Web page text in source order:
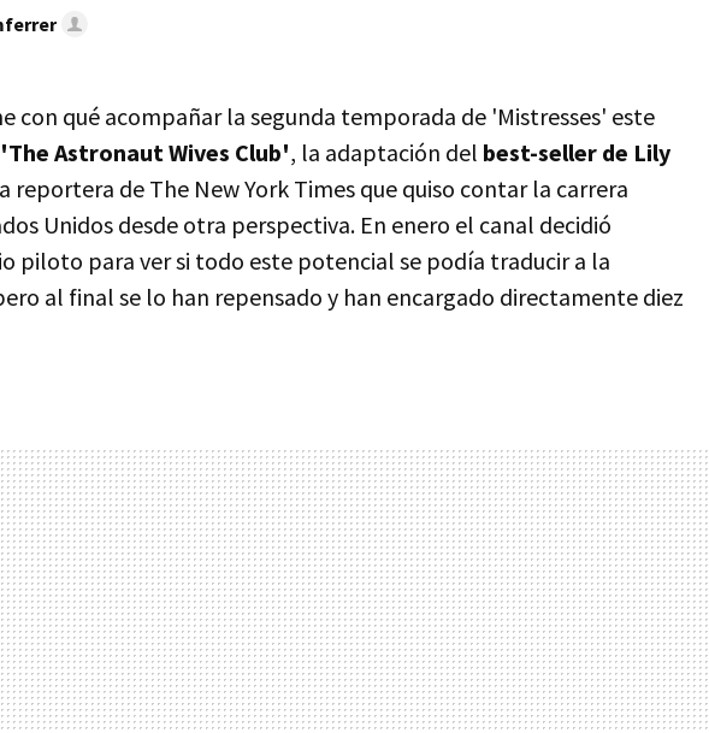
con qué acompañar la segunda temporada de 'Mistresses' este
'The Astronaut Wives Club', la adaptación del best-seller de Lily
reportera de The New York Times que quiso contar la carrera
Unidos desde otra perspectiva. En enero el canal decidió
piloto para ver si todo este potencial se podía traducir a la
al final se lo han repensado y han encargado directamente diez